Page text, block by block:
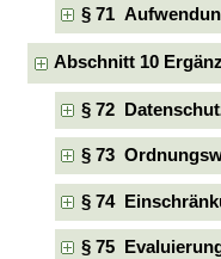
§ 71
Abschnitt 10
§ 72
§ 73
§ 74
§ 75